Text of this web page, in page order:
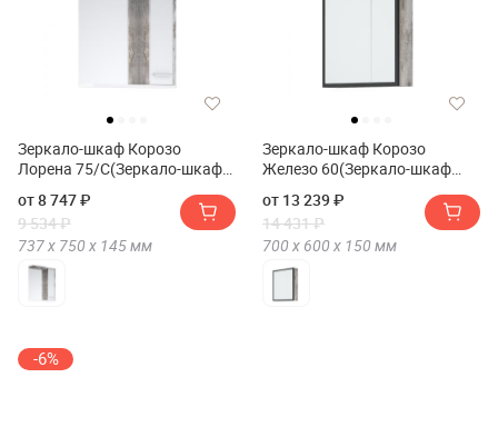
Зеркало-шкаф Корозо
Лорена 75/С(Зеркало-шкаф
от 8 747 ₽
9 534 ₽
737 х 750 х 145мм
Зеркало-шкаф Корозо
Железо 60(Зеркало-шкаф
от 13 239 ₽
14 431 ₽
700 х 600 х 150 мм
-6%